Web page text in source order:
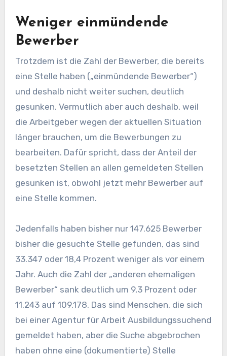
Weniger einmündende
Bewerber
Trotzdem ist die Zahl der Bewerber, die bereits
eine Stelle haben („einmündende Bewerber“)
und deshalb nicht weiter suchen, deutlich
gesunken. Vermutlich aber auch deshalb, weil
die Arbeitgeber wegen der aktuellen Situation
länger brauchen, um die Bewerbungen zu
bearbeiten. Dafür spricht, dass der Anteil der
besetzten Stellen an allen gemeldeten Stellen
gesunken ist, obwohl jetzt mehr Bewerber auf
eine Stelle kommen.
Jedenfalls haben bisher nur 147.625 Bewerber
bisher die gesuchte Stelle gefunden, das sind
33.347 oder 18,4 Prozent weniger als vor einem
Jahr. Auch die Zahl der „anderen ehemaligen
Bewerber“ sank deutlich um 9,3 Prozent oder
11.243 auf 109.178. Das sind Menschen, die sich
bei einer Agentur für Arbeit Ausbildungssuchend
gemeldet haben, aber die Suche abgebrochen
haben ohne eine (dokumentierte) Stelle